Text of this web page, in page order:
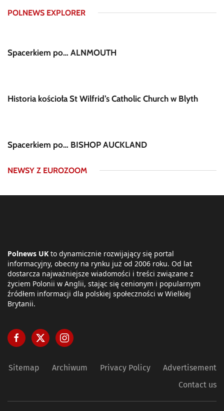
POLNEWS EXPLORER
Spacerkiem po… ALNMOUTH
Historia kościoła St Wilfrid’s Catholic Church w Blyth
Spacerkiem po… BISHOP AUCKLAND
NEWSY Z EUROZOOM
Polnews UK to dynamicznie rozwijający się portal
informacyjny, obecny na rynku już od 2006 roku. Od lat
dostarcza najważniejsze wiadomości i treści związane z
życiem Polonii w Anglii, stając się cenionym i popularnym
źródłem informacji dla polskiej społeczności w Wielkiej
Brytanii.
Sitemap Archiwum Privacy Policy
Advertisement
Contact us